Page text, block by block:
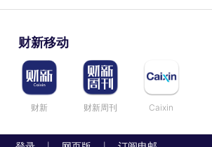
财新移动
财新 财新周刊 Caixin